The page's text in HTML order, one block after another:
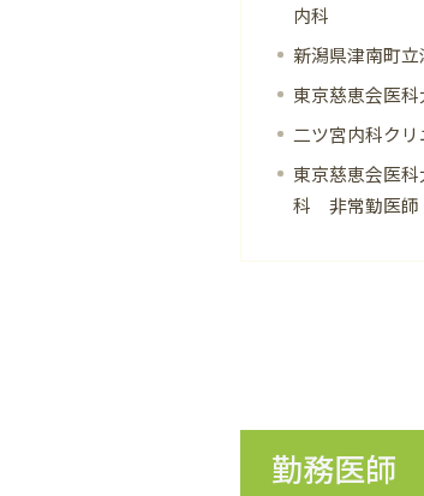
内科
新潟県津南町
東京慈恵会医
二ツ宮内科クリ
東京慈恵会医
科 非常勤医師
勤務医師